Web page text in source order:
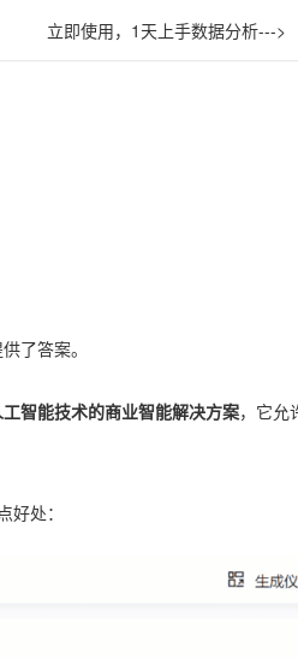
立即使用，1天上手数据分析--->
了答案。
智能技术的商业智能解决方案，它允
处：